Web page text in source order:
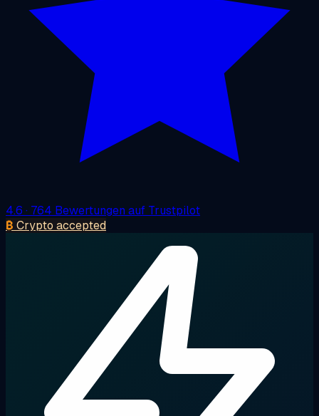
4.6 · 764 Bewertungen auf Trustpilot
₿ Crypto accepted